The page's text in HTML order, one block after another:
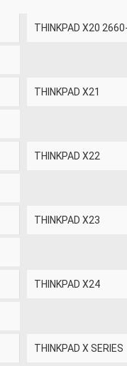
THINKPAD X20
THINKPAD X21
THINKPAD X22
THINKPAD X23
THINKPAD X24
THINKPAD X SERIES